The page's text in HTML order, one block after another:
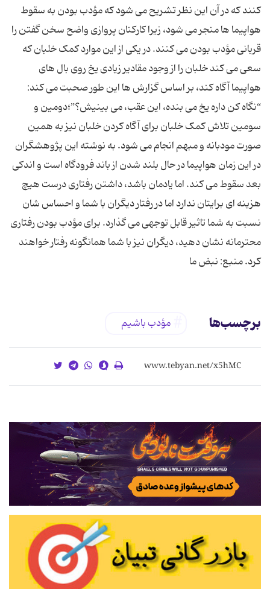
کنند که در آن این نظر تشریح می شود که مؤدب بودن به سقوط
هواپیما ها منجر می شود، زیرا کارکنان پروازی واضح سخن گفتن را
قربانی مؤدب بودن می کنند. در یکی از این موارد کمک خلبان که
سعی می کند خلبان را از وجود مقادیر زیادی یخ روی بال های
هواپیما آگاه کند، بر اساس گزارش ها این طور صحبت می کند:
“نگاه کن داره یخ می بنده، این عقب، می بینیش؟”؛دومین و
سومین تلاش کمک خلبان برای آگاه کردن خلبان نیز به همین
صورت مودبانه و مبهم انجام می شود. به نوشته این پژوهشگران
در این زمان هواپیما در حال بلند شدن از باند فرودگاه است و اندکی
بعد سقوط می کند. اما یادمان باشد، داشتن رفتاری درست هیچ
هزینه ای برایتان ندارد اما در رفتار دیگران با شما و احساس شان
نسبت به شما تاثیر قابل توجهی می گذارد. برای مؤدب بودن رفتاری
محترمانه نشان دهید، دیگران نیز با شما همانگونه رفتار خواهند
کرد. منبع: نبض ما
برچسب‌ها مؤدب باشیم